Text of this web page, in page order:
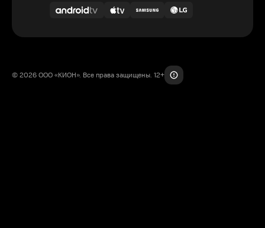
© 2026 ООО «КИОН». Все права защищены. 12+